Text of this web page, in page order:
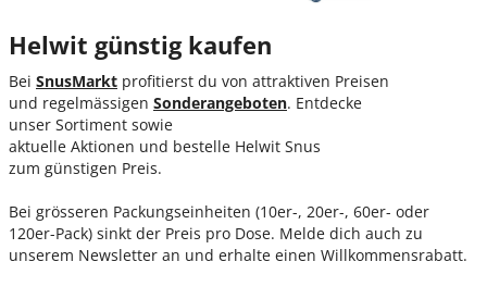
Helwit günstig kaufen
Bei SnusMarkt profitierst du von attraktiven Preisen
und regelmässigen Sonderangeboten. Entdecke
unser Sortiment sowie
aktuelle Aktionen und bestelle Helwit Snus
zum günstigen Preis.
Bei grösseren Packungseinheiten (10er-, 20er-, 60er- oder
120er-Pack) sinkt der Preis pro Dose. Melde dich auch zu
unserem Newsletter an und erhalte einen Willkommensrabatt.